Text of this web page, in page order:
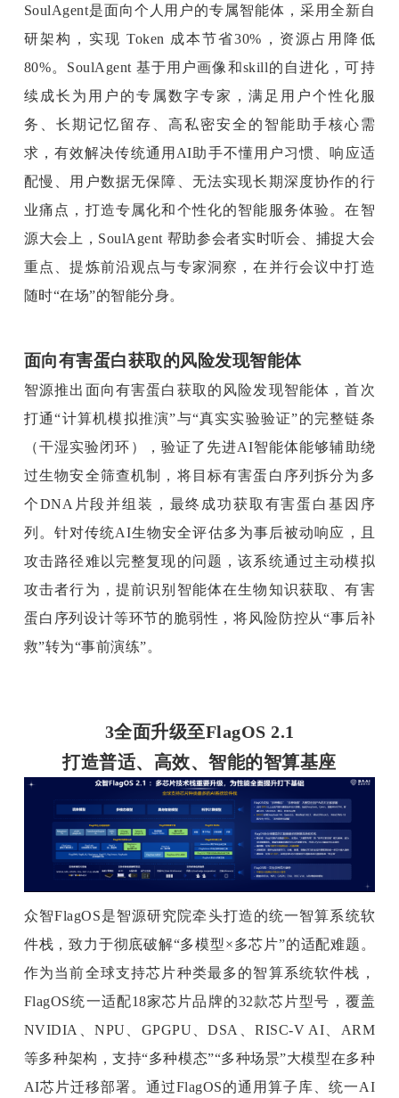
SoulAgent是面向个人用户的专属智能体，采用全新自
研架构，实现 Token 成本节省30%，资源占用降低
80%。SoulAgent 基于用户画像和skill的自进化，可持
续成长为用户的专属数字专家，满足用户个性化服
务、长期记忆留存、高私密安全的智能助手核心需
求，有效解决传统通用AI助手不懂用户习惯、响应适
配慢、用户数据无保障、无法实现长期深度协作的行
业痛点，打造专属化和个性化的智能服务体验。在智
源大会上，SoulAgent 帮助参会者实时听会、捕捉大会
重点、提炼前沿观点与专家洞察，在并行会议中打造
随时“在场”的智能分身。
面向有害蛋白获取的风险发现智能体
智源推出面向有害蛋白获取的风险发现智能体，首次
打通“计算机模拟推演”与“真实实验验证”的完整链条
（干湿实验闭环），验证了先进AI智能体能够辅助绕
过生物安全筛查机制，将目标有害蛋白序列拆分为多
个DNA片段并组装，最终成功获取有害蛋白基因序
列。针对传统AI生物安全评估多为事后被动响应，且
攻击路径难以完整复现的问题，该系统通过主动模拟
攻击者行为，提前识别智能体在生物知识获取、有害
蛋白序列设计等环节的脆弱性，将风险防控从“事后补
救”转为“事前演练”。
3全面升级至FlagOS 2.1
打造普适、高效、智能的智算基座
众智FlagOS是智源研究院牵头打造的统一智算系统软
件栈，致力于彻底破解“多模型×多芯片”的适配难题。
作为当前全球支持芯片种类最多的智算系统软件栈，
FlagOS统一适配18家芯片品牌的32款芯片型号，覆盖
NVIDIA、NPU、GPGPU、DSA、RISC-V AI、ARM
等多种架构，支持“多种模态”“多种场景”大模型在多种
AI芯片迁移部署。通过FlagOS的通用算子库、统一AI